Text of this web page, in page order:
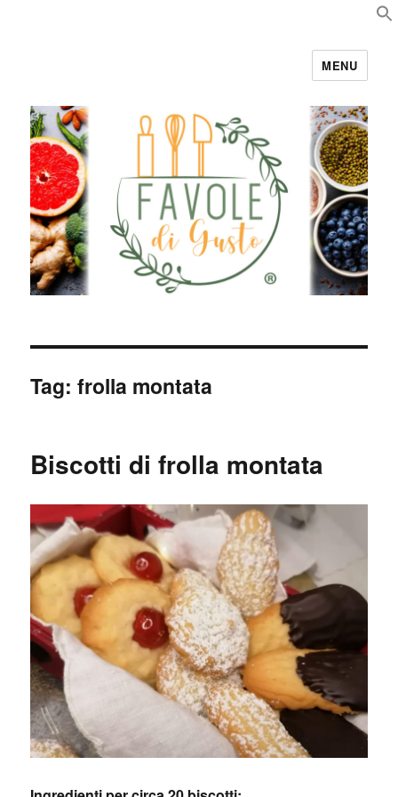
MENU
Tag:frolla montata
Biscotti di frolla montata